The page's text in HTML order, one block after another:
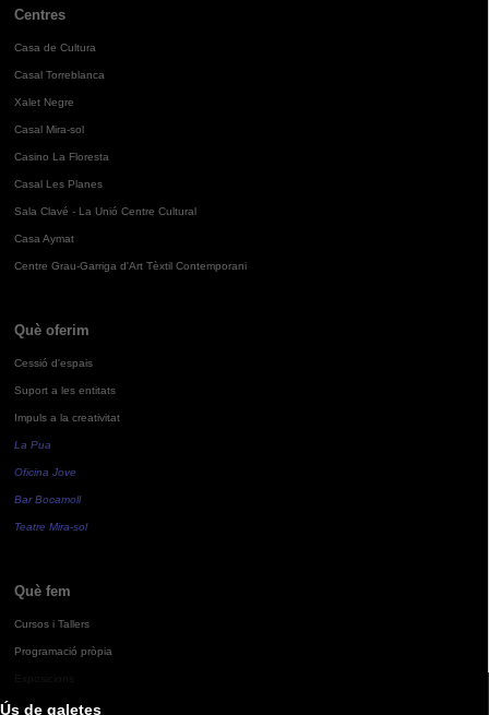
Ús de galetes
Centres
Casa de Cultura
Casal Torreblanca
Xalet Negre
Casal Mira-sol
Casino La Floresta
Casal Les Planes
Sala Clavé - La Unió Centre Cultural
Casa Aymat
Centre Grau-Garriga d'Art Tèxtil Contemporani
Què oferim
Cessió d'espais
Suport a les entitats
Impuls a la creativitat
La Pua
Oficina Jove
Bar Bocamoll
Teatre Mira-sol
Què fem
Cursos i Tallers
Programació pròpia